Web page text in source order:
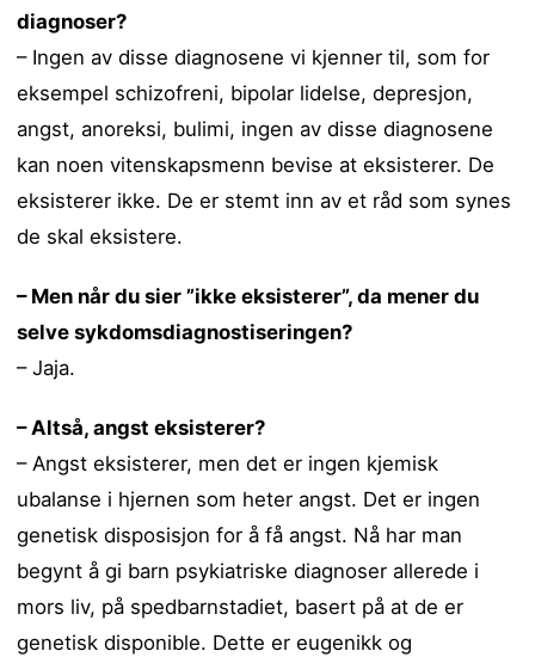
diagnoser?
– Ingen av disse diagnosene vi kjenner til, som for
eksempel schizofreni, bipolar lidelse, depresjon,
angst, anoreksi, bulimi, ingen av disse diagnosene
kan noen vitenskapsmenn bevise at eksisterer. De
eksisterer ikke. De er stemt inn av et råd som synes
de skal eksistere.
– Men når du sier ”ikke eksisterer”, da mener du
selve sykdomsdiagnostiseringen?
– Jaja.
– Altså, angst eksisterer?
– Angst eksisterer, men det er ingen kjemisk
ubalanse i hjernen som heter angst. Det er ingen
genetisk disposisjon for å få angst. Nå har man
begynt å gi barn psykiatriske diagnoser allerede i
mors liv, på spedbarnstadiet, basert på at de er
genetisk disponible. Dette er eugenikk og